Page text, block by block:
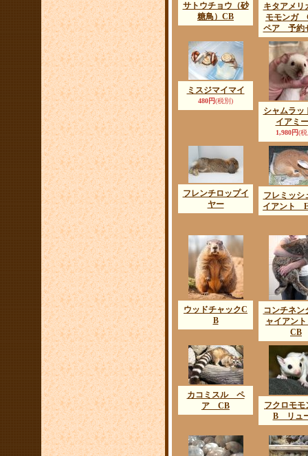
サトウチョウ（砂
糖鳥）CB
キタアメリ
モモン
ペア 予約
ミスジマイマイ
480円(税別)
シャムラ
イアミ
1,980円(
フレンチロップイ
ヤー
フレミッシ
イアント
ウッドチャックC
B
コンチネン
ャイアン
CB
カコミスル ペ
ア CB
フクロモモ
B リュ